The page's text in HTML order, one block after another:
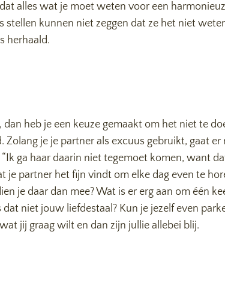
alles wat je moet weten voor een
stellen kunnen niet zeggen dat ze het niet
herhaald.
heb je een keuze gemaakt om het niet te
je je partner als excuus gebruikt, gaat er
ga haar daarin niet tegemoet komen, want
je partner het fijn vindt om elke dag even te
je daar dan mee? Wat is er erg aan om één
niet jouw liefdestaal? Kun je jezelf even
jij graag wilt en dan zijn jullie allebei blij.